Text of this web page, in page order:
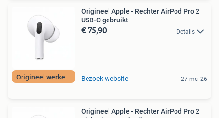
Origineel werkend
Origineel Apple - Rechter AirPod Pro 2
USB-C gebruikt
€ 75,90 Details
Bezoek website 27 mei 26
Origineel Apple - Rechter AirPod Pro 2